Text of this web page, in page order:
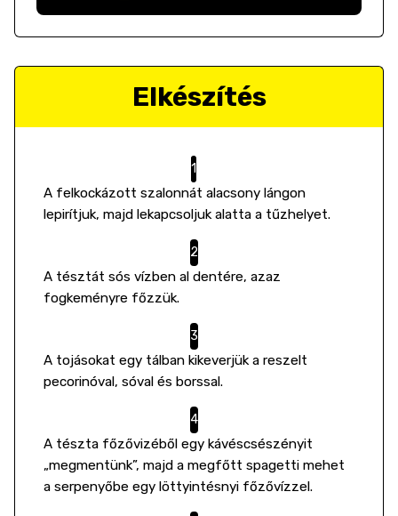
Elkészítés
A felkockázott szalonnát alacsony lángon
lepirítjuk, majd lekapcsoljuk alatta a tűzhelyet.
A tésztát sós vízben al dentére, azaz
fogkeményre főzzük.
A tojásokat egy tálban kikeverjük a reszelt
pecorinóval, sóval és borssal.
A tészta főzővizéből egy kávéscsészényit
„megmentünk”, majd a megfőtt spagetti mehet
a serpenyőbe egy löttyintésnyi főzővízzel.